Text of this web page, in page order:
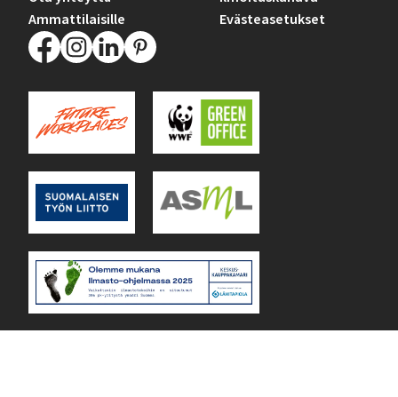
Ammattilaisille
Evästeasetukset